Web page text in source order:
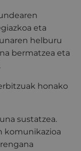
eta
helburu
bermatzea eta
honako
sustatzea.
komunikazioa